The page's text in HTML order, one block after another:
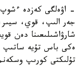
- اۋەلگى كەزدە
جەر الىپ، قوي،
شارۋاشىلىعىنا دەن
ەكى باس تۇيە ساتىپ
تۇلىكتى كورىپ